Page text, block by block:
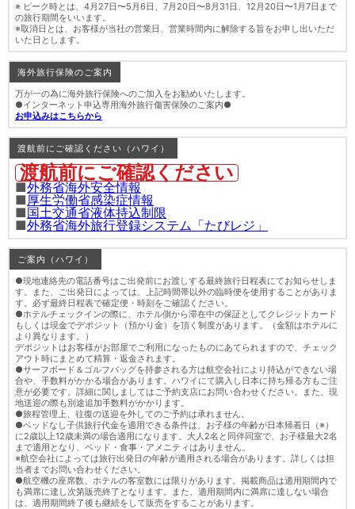
※ ピーク時とは、4月27日〜5月6日、7月20日〜8月31日、12月20日〜1月7日まで
の旅行期間をいいます。
※取消日とは、お客様が当社の営業日、営業時間内に解除する旨をお申し出いただ
いた日とします。
海外旅行保険のご案内
万が一の為に海外旅行保険へのご加入をお勧めいたします。
●インターネット申込専用海外旅行傷害保険のご案内●
お申込みはこちらから
渡航前にご確認ください（ハワイ）
渡航前にご確認ください
■外務省海外安全情報
■厚生労働省感染症情報
■国土交通省液体持込制限
■外務省海外旅行登録システム「たびレジ」
ご案内（ハワイ）
●現地連絡先の電話番号はご出発前にお渡しする最終旅行日程表にてお知らせしま
す。また、ご出発日によっては、上記時間帯以外の臨時便を使用することがありま
す。必ず最終日程表で確定便・時刻をご確認ください。
●ホテルチェックインの際に、ホテル側から滞在中の保証としてクレジットカード
もしくは現金でデポジット（預かり金）を頂く制度があります。（金額はホテルに
より異なります。）
デポジットはお客様がお部屋でご利用になったものにあてられますので、チェック
アウト時にまとめて精算・返金されます。
●サーフボード＆ゴルフバッグを持参される方は航空会社により持込ができない場
合や、手数料がかかる場合があります。ハワイにて購入し日本に持ち帰る方もご注
意が必要です。詳細に関しましてはご予約支店にお問い合わせください。また、現
地送迎の際も別途追加手数料がかかります。
●旅程管理上、往復の送迎を外してのご予約は承れません。
●ベッドなし子供旅行代金を適用できる条件は、お子様の年齢が日本帰着日（※）
に2歳以上12歳未満の場合適用になります。大人2名と同伴同室で、お子様最大2名
まで適用となり、ベッド・食事・アメニティはありません。
※航空会社によっては旅行出発日の年齢が適用される場合があります。詳しくは担
当者までお問い合わせください。
●航空機の座席数、ホテルの客室数には限りがあります。掲載商品は適用期間内で
も満席に達し次第販売終了となります。また、適用期間内に満席に達しない場合
は、適用期間終了後も継続をして販売をすることがあります。